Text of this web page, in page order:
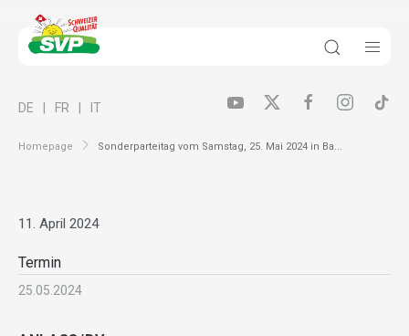
Homepage Sonderparteitag vom Samstag, 25. Mai 2024 in Ba...
DE FR IT
11. April 2024
Termin
25.05.2024